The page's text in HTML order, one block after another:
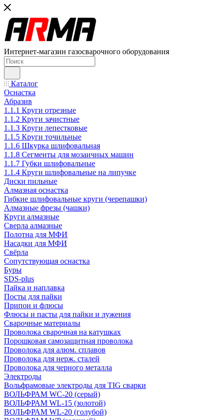
Интернет-магазин газосварочного оборудования
Каталог
Оснастка
Абразив
1.1.1 Круги отрезные
1.1.2 Круги зачистные
1.1.3 Круги лепестковые
1.1.5 Круги точильные
1.1.6 Шкурка шлифовальная
1.1.8 Сегменты для мозаичных машин
1.1.7 Губки шлифовальные
1.1.4 Круги шлифовальные на липучке
Диски пильные
Алмазная оснастка
Гибкие шлифовальные круги (черепашки)
Алмазные фрезы (чашки)
Круги алмазные
Сверла алмазные
Полотна для МФИ
Насадки для МФИ
Свёрла
Сопутствующая оснастка
Буры
SDS-plus
Пайка и наплавка
Посты для пайки
Припои и флюсы
Флюсы и пасты для пайки и лужения
Сварочные материалы
Проволока сварочная на катушках
Порошковая самозащитная проволока
Проволока для алюм. сплавов
Проволока для нерж. сталей
Проволока для черного металла
Электроды
Вольфрамовые электроды для TIG сварки
ВОЛЬФРАМ WC-20 (серый)
ВОЛЬФРАМ WL-15 (золотой)
ВОЛЬФРАМ WL-20 (голубой)